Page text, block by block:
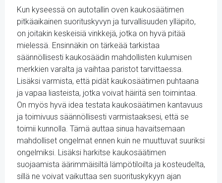
Kun kyseessä on autotallin oven kaukosäätimen
pitkäaikainen suorituskyvyn ja turvallisuuden ylläpito,
on joitakin keskeisiä vinkkejä, jotka on hyvä pitää
mielessä. Ensinnäkin on tärkeää tarkistaa
säännöllisesti kaukosäädin mahdollisten kulumisen
merkkien varalta ja vaihtaa paristot tarvittaessa.
Lisäksi varmista, että pidät kaukosäätimen puhtaana
ja vapaa liasteista, jotka voivat häiritä sen toimintaa.
On myös hyvä idea testata kaukosäätimen kantavuus
ja toimivuus säännöllisesti varmistaaksesi, että se
toimii kunnolla. Tämä auttaa sinua havaitsemaan
mahdolliset ongelmat ennen kuin ne muuttuvat suuriksi
ongelmiksi. Lisäksi harkitse kaukosäätimen
suojaamista äärimmäisiltä lämpötiloilta ja kosteudelta,
sillä ne voivat vaikuttaa sen suorituskykyyn ajan